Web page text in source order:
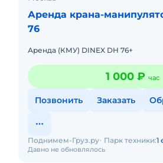
Аренда крана-
76
Аренда (КМУ) DINEX DH 76+
1 000 ₽ час
Позвонить Заказать
Давно не обновлялось
Поднимем-Груз.ру Парк техники:1